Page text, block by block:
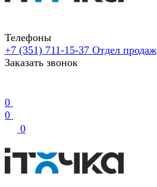
Телефоны
+7 (351) 711-15-37 Отдел продаж
Заказать звонок
0
0
0